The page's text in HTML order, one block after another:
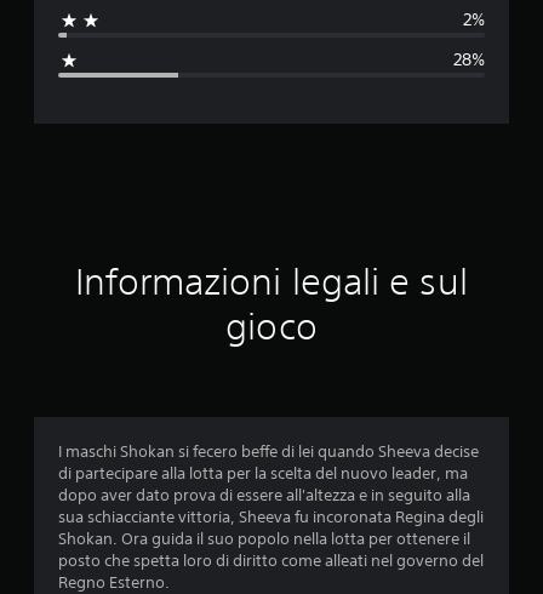
a
i
e
d
i
a
d
2%
28%
Informazioni legali e sul
gioco
I maschi Shokan si fecero beffe di lei quando Sheeva decise
di partecipare alla lotta per la scelta del nuovo leader, ma
dopo aver dato prova di essere all'altezza e in seguito alla
sua schiacciante vittoria, Sheeva fu incoronata Regina degli
Shokan. Ora guida il suo popolo nella lotta per ottenere il
posto che spetta loro di diritto come alleati nel governo del
Regno Esterno.